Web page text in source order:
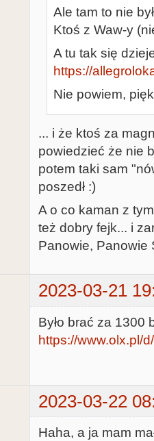
Ale tam to nie
Ktoś z Waw-y
A tu tak się
https://
Nie powiem,
... i że ktoś za
powiedzieć że nie
potem taki sam
poszedł :)
A o co kaman z
też dobry fejk... i
Panowie, Panowie
2023-03-21
Było brać za 1300
https://www.olx.pl/
2023-03-22
Haha, a ja mam